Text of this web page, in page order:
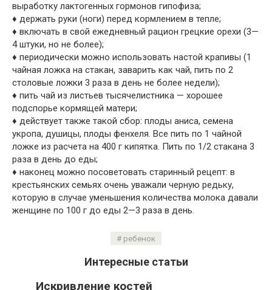
выработку лактогенных гормонов гипофиза;
♦ держать руки (ноги) перед кормлением в тепле;
♦ включать в свой ежедневный рацион грецкие орехи (3—
4 штуки, но не более);
♦ периодически можно использовать настой крапивы (1
чайная ложка на стакан, заварить как чай, пить по 2
столовые ложки 3 раза в день не более недели);
♦ пить чай из листьев тысячелистника — хорошее
подспорье кормящей матери;
♦ действует также такой сбор: плоды аниса, семена
укропа, душицы, плоды фенхеля. Все пить по 1 чайной
ложке из расчета на 400 г кипятка. Пить по 1/2 стакана 3
раза в день до еды;
♦ наконец можно посоветовать старинный рецепт: в
крестьянских семьях очень уважали черную редьку,
которую в случае уменьшения количества молока давали
женщине по 100 г до еды 2—3 раза в день.
ребенок
Интересные статьи
Искривление костей